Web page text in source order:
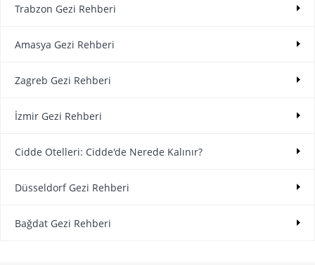
Trabzon Gezi Rehberi
Amasya Gezi Rehberi
Zagreb Gezi Rehberi
İzmir Gezi Rehberi
Cidde Otelleri: Cidde'de Nerede Kalınır?
Düsseldorf Gezi Rehberi
Bağdat Gezi Rehberi